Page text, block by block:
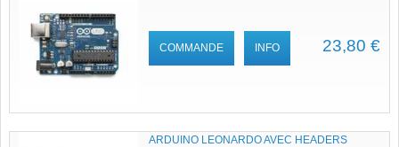
23,80 €
COMMANDE INFO
ARDUINO LEONARDO AVEC HEADERS